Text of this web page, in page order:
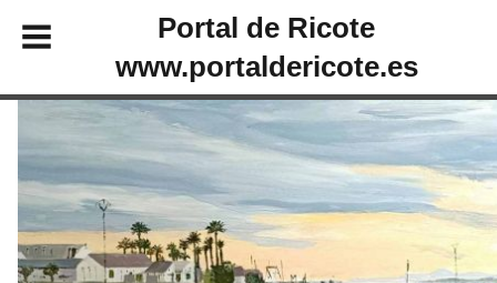
Portal de Ricote
www.portaldericote.es